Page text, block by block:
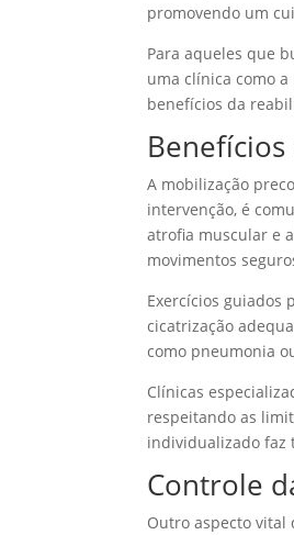
promovendo um
Para aqueles que
uma clínica como
benefícios da
A mobilização
intervenção, é
atrofia muscular e
movimentos
Exercícios guiados
cicatrização
como pneumonia
Clínicas
respeitando as
individualizado faz
Controle
Outro aspecto vital